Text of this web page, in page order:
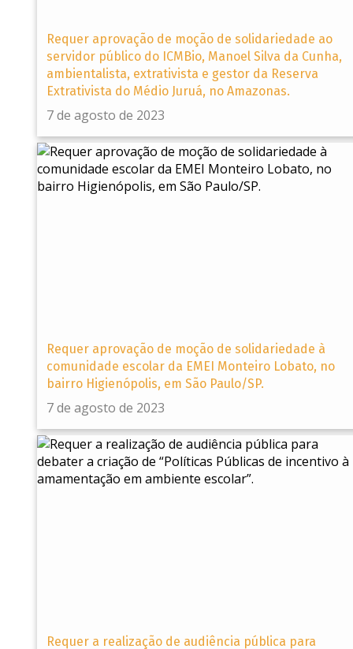
Requer aprovação de moção de solidariedade ao
servidor público do ICMBio, Manoel Silva da Cunha,
ambientalista, extrativista e gestor da Reserva
Extrativista do Médio Juruá, no Amazonas.
7 de agosto de 2023
Requer aprovação de moção de solidariedade à
comunidade escolar da EMEI Monteiro Lobato, no
bairro Higienópolis, em São Paulo/SP.
7 de agosto de 2023
Requer a realização de audiência pública para